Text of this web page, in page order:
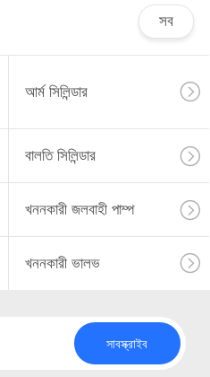
সব
আর্ম সিলিন্ডার
বালতি সিলিন্ডার
খননকারী জলবাহী পাম্প
খননকারী ভালভ
সাবস্ক্রাইব